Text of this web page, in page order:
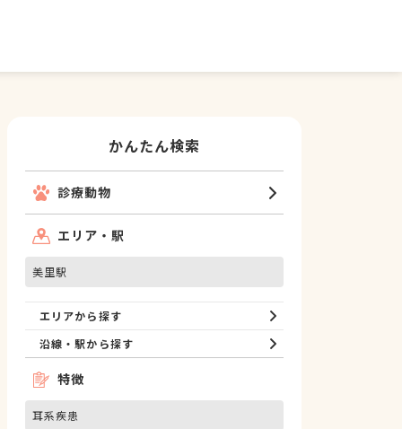
かんたん検索
診療動物
エリア・駅
美里駅
エリアから探す
沿線・駅から探す
特徴
耳系疾患